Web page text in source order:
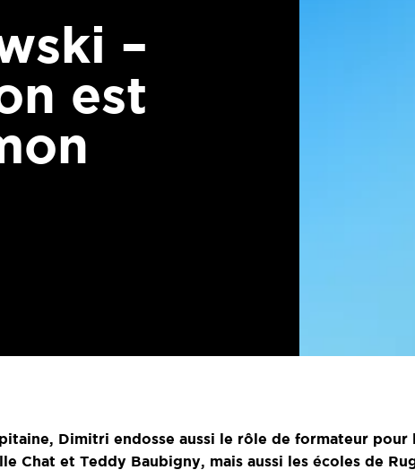
–
est
Dimitri endosse aussi le rôle de formateur pour
Chat et Teddy Baubigny, mais aussi les écoles de